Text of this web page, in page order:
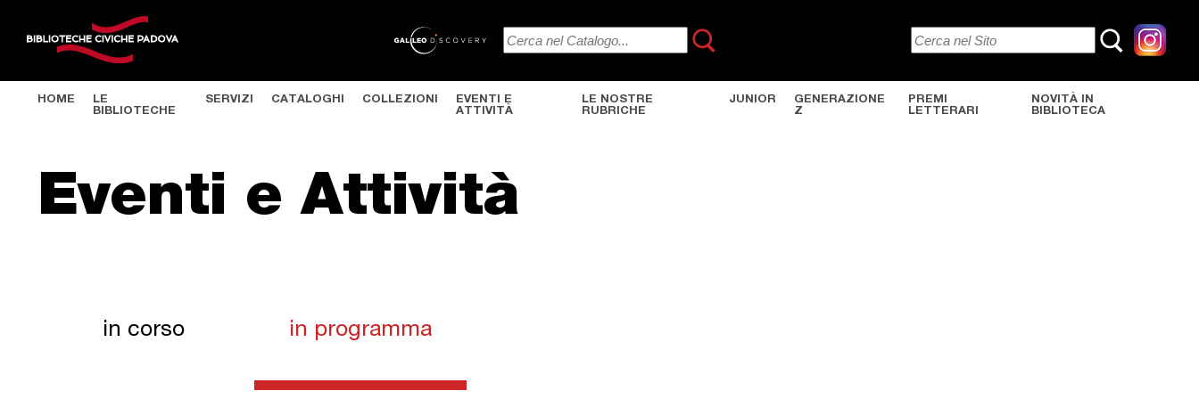
HOME
LE
BIBLIOTECHE
SERVIZI CATALOGHI COLLEZIONI
EVENTI E
ATTIVITÀ
LE NOSTRE
RUBRICHE
JUNIOR
GENERAZIONE
Z
PREMI
LETTERARI
NOVITÀ IN
BIBLIOTECA
Eventi e Attività
in corso in programma(scheda attiva)